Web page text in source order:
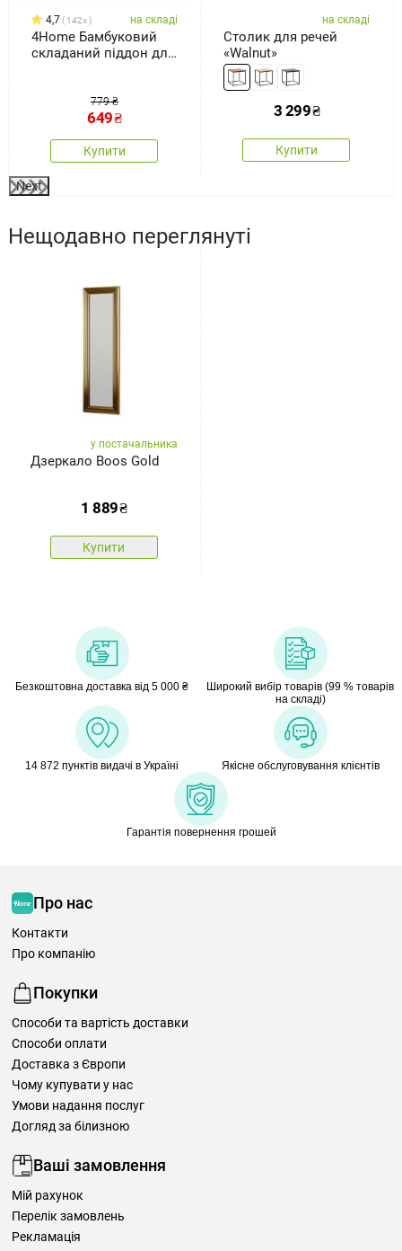
4,7 142x на складі
4Home Бамбуковий
складаний піддон для
779 ₴
649₴
Купити
на складі
Столик для речей
«Walnut»
3 299₴
Купити
Next
Нещодавно переглянуті
у постачальника
Дзеркало Boos Gold
1 889₴
Купити
Безкоштовна доставка від 5 000 ₴
Широкий вибір товарів (99 % товарів
на складі)
14 872 пунктів видачі в Україні Якісне обслуговування клієнтів
Гарантія повернення грошей
Про нас
Контакти
Про компанію
Покупки
Способи та вартість доставки
Способи оплати
Доставка з Європи
Чому купувати у нас
Умови надання послуг
Догляд за білизною
Ваші замовлення
Мій рахунок
Перелік замовлень
Рекламація